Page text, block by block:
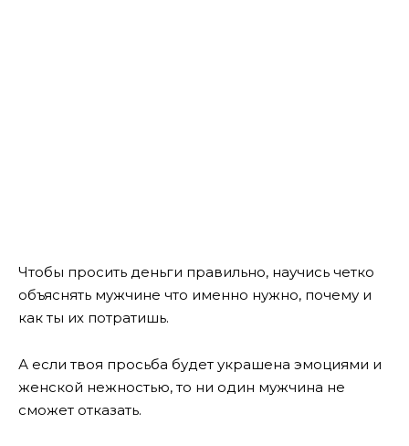
Чтобы просить деньги правильно, научись четко
объяснять мужчине что именно нужно, почему и
как ты их потратишь.
А если твоя просьба будет украшена эмоциями и
женской нежностью, то ни один мужчина не
сможет отказать.